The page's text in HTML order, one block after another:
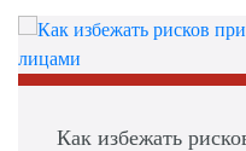
Как избежать